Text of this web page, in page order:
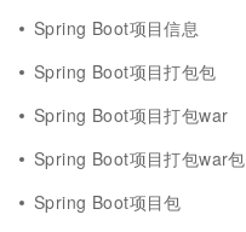
Spring Boot项目信息
Spring Boot项目打包包
Spring Boot项目打包war
Spring Boot项目打包war包
Spring Boot项目包